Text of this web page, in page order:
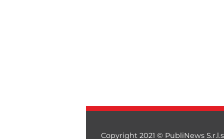
Copyright 2021 © PubliNews